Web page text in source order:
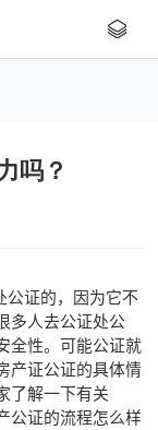
吗？
证的，因为它不
多人去公证处公
全性。可能公证就
产证公证的具体情
了解一下有关
公证的流程怎么样